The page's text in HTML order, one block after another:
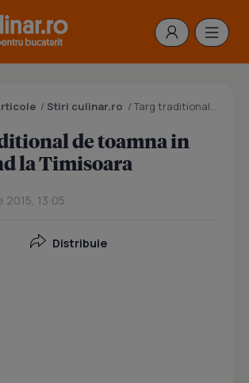
/ Stiri culinar.ro /Targ traditional de toamna in week-end la Timisoara
de toamna in
la Timisoara
2015, 13:05
Distribuie